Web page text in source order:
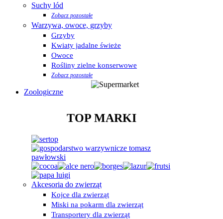
Suchy lód
Zobacz pozostałe
Warzywa, owoce, grzyby
Grzyby
Kwiaty jadalne świeże
Owoce
Rośliny zielne konserwowe
Zobacz pozostałe
Zoologiczne
TOP MARKI
Akcesoria do zwierząt
Kojce dla zwierząt
Miski na pokarm dla zwierząt
Transportery dla zwierząt